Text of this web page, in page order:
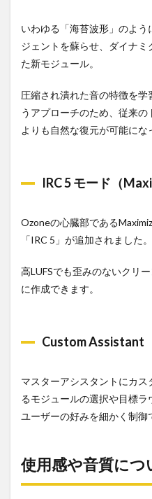
いわゆる「海苔波形」のよ
ジェントを蘇らせ、ダイナ
た新モジュール。
圧縮され潰れた音の特徴を
うアプローチのため、従来
よりも自然な復元が可能にな
IRC 5 モード（
Ozoneの心臓部である
「IRC 5」が追加されました。
高LUFSでも歪みのないクリ
に作成できます。
Custom Assistant
マスターアシスタントにカ
るモジュールの選択や目標
ユーザーの好みを細かく制御
使用感や音質につ